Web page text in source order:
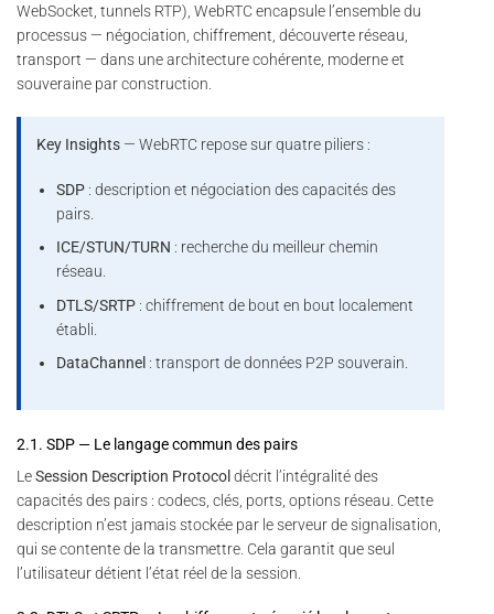
WebSocket, tunnels RTP), WebRTC encapsule l’ensemble du
processus — négociation, chiffrement, découverte réseau,
transport — dans une architecture cohérente, moderne et
souveraine par construction.
Key Insights — WebRTC repose sur quatre piliers :
SDP : description et négociation des capacités des
pairs.
ICE/STUN/TURN : recherche du meilleur chemin
réseau.
DTLS/SRTP : chiffrement de bout en bout localement
établi.
DataChannel : transport de données P2P souverain.
2.1. SDP — Le langage commun des pairs
LeSession Description Protocol décrit l’intégralité des
capacités des pairs : codecs, clés, ports, options réseau. Cette
description n’est jamais stockée par le serveur de signalisation,
qui se contente de la transmettre. Cela garantit que seul
l’utilisateur détient l’état réel de la session.